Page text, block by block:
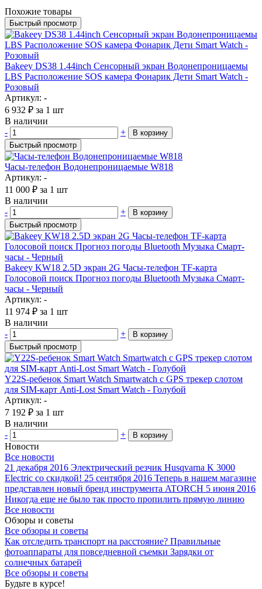
Похожие товары
Быстрый просмотр
Bakeey DS38 1.44inch Сенсорный экран Водонепроницаемы
LBS Расположение SOS камера Фонарик Дети Smart Watch -
Розовый
Артикул: -
6 932 ₽ за 1 шт
В наличии
-
+
В корзину
Быстрый просмотр
Часы-телефон Водонепроницаемые W818
Артикул: -
11 000 ₽ за 1 шт
В наличии
-
+
В корзину
Быстрый просмотр
Bakeey KW18 2.5D экран 2G Часы-телефон TF-карта
Голосовой поиск Прогноз погоды Bluetooth Музыка Смарт-
часы - Черный
Артикул: -
11 974 ₽ за 1 шт
В наличии
-
+
В корзину
Быстрый просмотр
Y22S-ребенок Smart Watch Smartwatch с GPS трекер слотом
для SIM-карт Anti-Lost Smart Watch - Голубой
Артикул: -
7 192 ₽ за 1 шт
В наличии
-
+ В корзину
Новости
Все новости
21 декабря 2016 Электрический резчик Husqvarna K 3000
Electric со скидкой! 25 сентября 2016 Теперь в нашем магазине
представлен новый бренд инструмента ATORCH 5 июня 2016
Никогда еще не было так просто пропилить прямую линию
Все новости
Обзоры и советы
Все обзоры и советы
Как отследить транспорт на расстояние? Правильные
фотоаппараты для повседневной съемки Зарядки от
солнечных батарей
Все обзоры и советы
Будьте в курсе!